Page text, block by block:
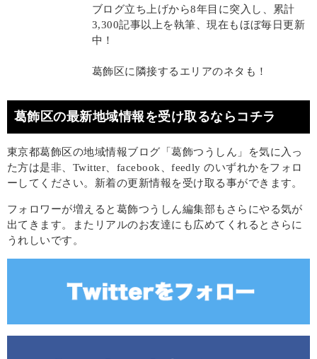
ブログ立ち上げから8年目に突入し、累計
3,300記事以上を執筆、現在もほぼ毎日更新
中！
葛飾区に隣接するエリアのネタも！
葛飾区の最新地域情報を受け取るならコチラ
東京都葛飾区の地域情報ブログ「葛飾つうしん」を気に入っ
た方は是非、Twitter、facebook、feedly のいずれかをフォロ
ーしてください。新着の更新情報を受け取る事ができます。
フォロワーが増えると葛飾つうしん編集部もさらにやる気が
出てきます。またリアルのお友達にも広めてくれるとさらに
うれしいです。